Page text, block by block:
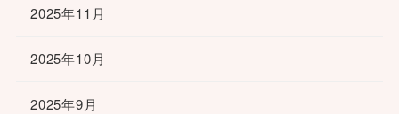
2025年11月
2025年10月
2025年9月